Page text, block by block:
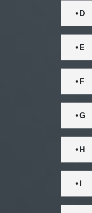
• D
• E
• F
• G
• H
• I